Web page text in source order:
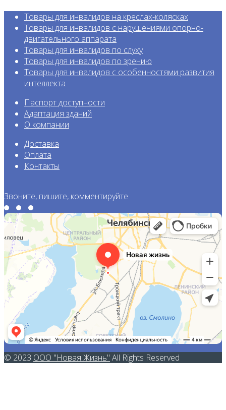
Товары для инвалидов на креслах-колясках
Товары для инвалидов с нарушениями опорно-
двигательного аппарата
Товары для инвалидов по слуху
Товары для инвалидов по зрению
Товары для инвалидов с особенностями развития
интеллекта
Паспорт доступности
Адаптация зданий
О компании
Доставка
Оплата
Контакты
Звоните, пишите, комментируйте
© 2023 ООО "Новая Жизнь" All Rights Reserved